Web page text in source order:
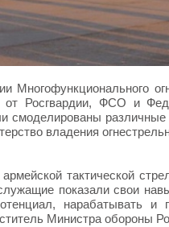
Многофункционального
Росгвардии, ФСО и
смоделированы различные
владения
тактической
показали свои
нарабатывать
Министра обороны